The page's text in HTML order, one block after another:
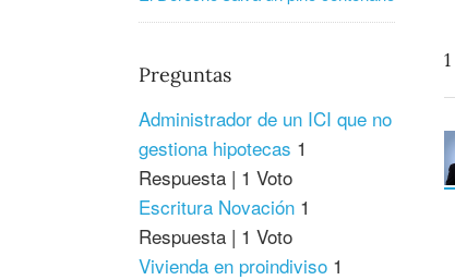
1
Preguntas
Administrador de un ICI que no
gestiona hipotecas 1
Respuesta | 1 Voto
Escritura Novación 1
Respuesta | 1 Voto
Vivienda en proindiviso 1